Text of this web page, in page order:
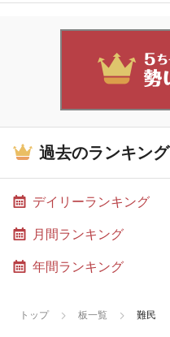
過去のランキング
デイリーランキング
月間ランキング
年間ランキング
トップ 板一覧 難民